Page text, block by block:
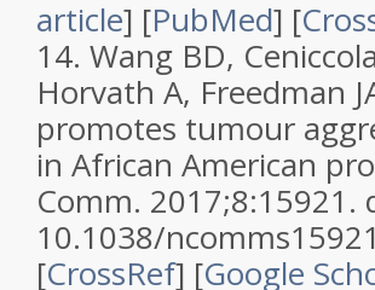
article] [PubMed] [
14. Wang BD,
Horvath A, Freedman
promotes tumour
in African American
Comm. 2017;8:15921.
10.1038/
[CrossRef] [Google